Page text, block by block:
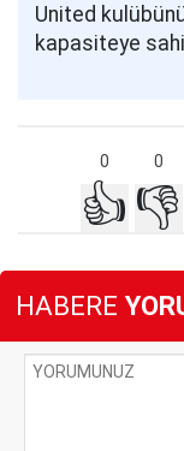
United
kapasiteye
0 0
👍 👎
HABERE